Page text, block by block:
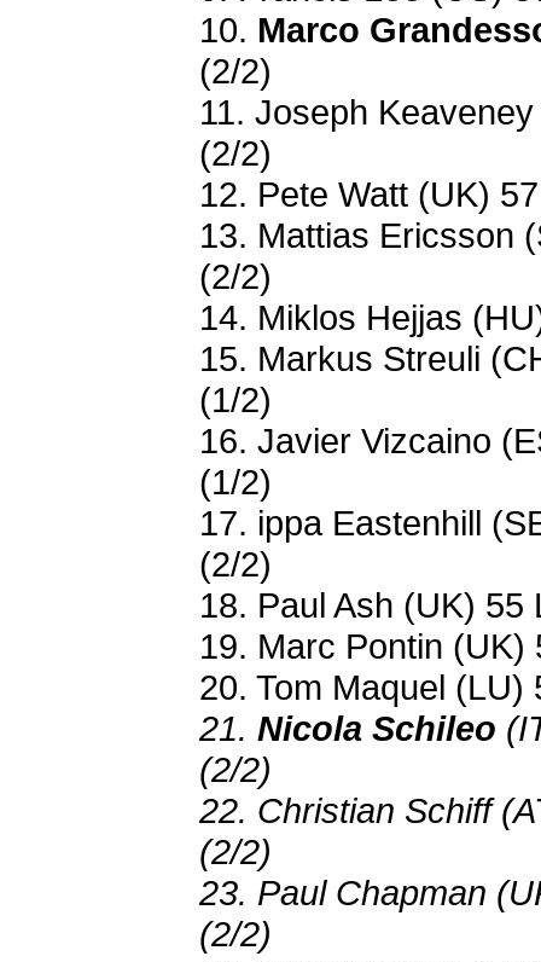
10. Marco
(2/2)
11. Joseph
(2/2)
12. Pete Watt (UK)
13. Mattias Ericsson
(2/2)
14. Miklos Hejjas
15. Markus Streuli
(1/2)
16. Javier Vizcaino
(1/2)
17. ippa Eastenhill
(2/2)
18. Paul Ash (UK)
19. Marc Pontin
20. Tom Maquel
21. Nicola Schileo
(2/2)
22. Christian Schiff
(2/2)
23. Paul Chapman
(2/2)